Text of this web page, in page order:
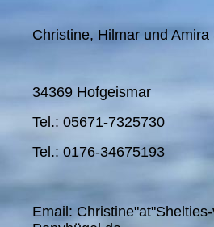
Christine, Hilmar und Amira
34369 Hofgeismar
Tel.: 05671-7325730
Tel.: 0176-34675193
Email: